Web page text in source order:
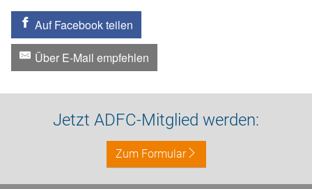
Auf Facebook teilen
Über E-Mail empfehlen
Jetzt ADFC-Mitglied werden:
Zum Formular